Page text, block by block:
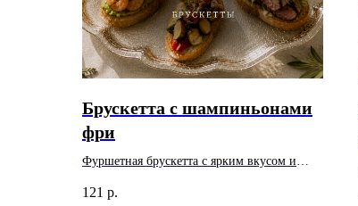
Брускетта с шампиньонами
фри
Фуршетная брускетта с ярким вкусом и
за 1 шт. Минимальный заказ - 10 шт.
121 р.